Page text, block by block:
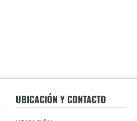
UBICACIÓN Y CONTACTO